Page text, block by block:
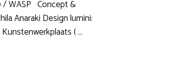
/ WASP Concept &
Anaraki Design lumini:
( …